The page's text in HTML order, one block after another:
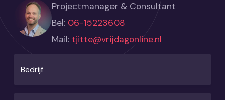
Projectmanager & Consultant
Bel: 06-15223608
Mail: tjitte@vrijdagonline.nl
Bedrijf